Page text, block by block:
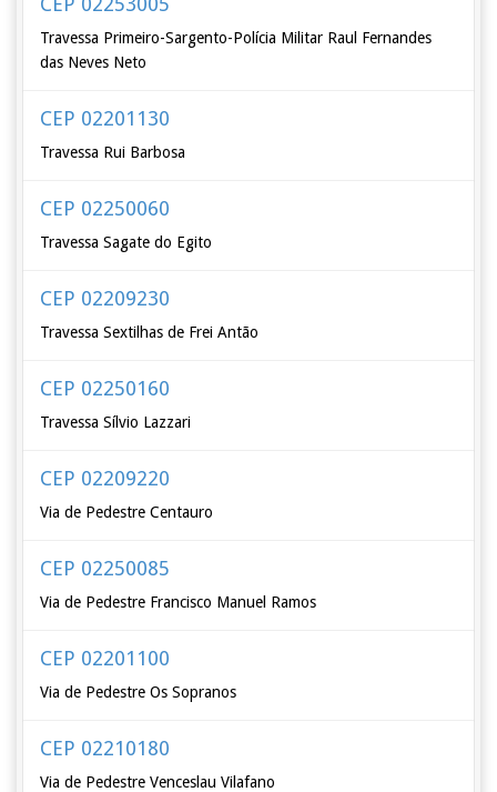
Travessa Primeiro-Sargento-Polícia Militar Raul Fernandes
das Neves Neto
CEP 02201130
Travessa Rui Barbosa
CEP 02250060
Travessa Sagate do Egito
CEP 02209230
Travessa Sextilhas de Frei Antão
CEP 02250160
Travessa Sílvio Lazzari
CEP 02209220
Via de Pedestre Centauro
CEP 02250085
Via de Pedestre Francisco Manuel Ramos
CEP 02201100
Via de Pedestre Os Sopranos
CEP 02210180
Via de Pedestre Venceslau Vilafano